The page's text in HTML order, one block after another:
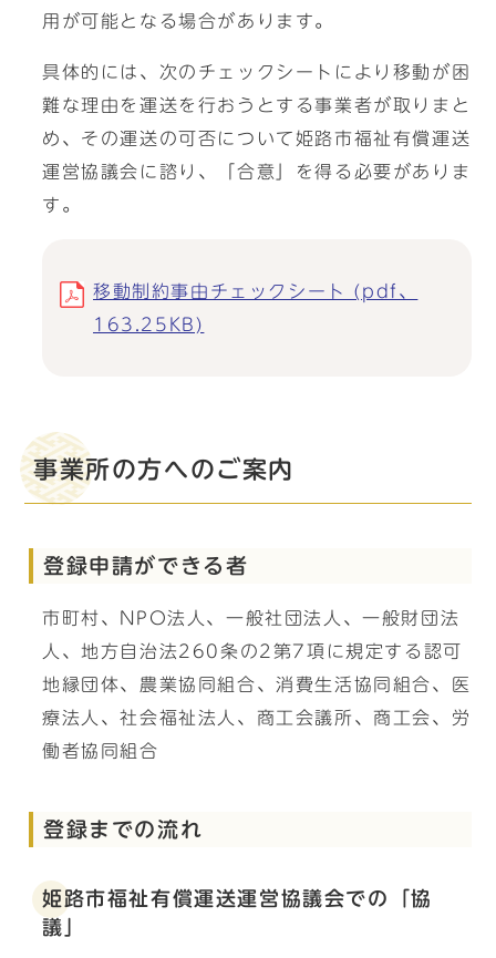
用が可能となる場合があります。
具体的には、次のチェックシートにより移動が困
難な理由を運送を行おうとする事業者が取りまと
め、その運送の可否について姫路市福祉有償運送
運営協議会に諮り、「合意」を得る必要がありま
す。
移動制約事由チェックシート (pdf、
163.25KB)
事業所の方へのご案内
登録申請ができる者
市町村、NPO法人、一般社団法人、一般財団法
人、地方自治法260条の2第7項に規定する認可
地縁団体、農業協同組合、消費生活協同組合、医
療法人、社会福祉法人、商工会議所、商工会、労
働者協同組合
登録までの流れ
姫路市福祉有償運送運営協議会での「協
議」